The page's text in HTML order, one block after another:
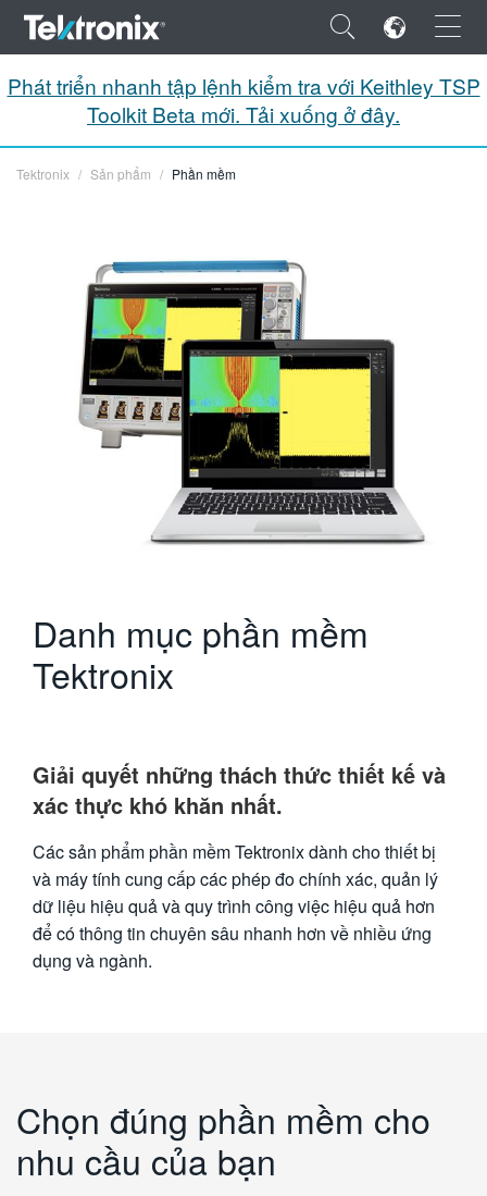
×
DEUTSCH
VIỆT NAM
简体中文
日本語
Phát triển nhanh tập lệnh kiểm tra với Keithley TSP
Toolkit Beta mới. Tải xuống ở đây.
Tektronix Sản phẩm Phần mềm
Danh mục phần mềm
Tektronix
Giải quyết những thách thức thiết kế và
xác thực khó khăn nhất.
Các sản phẩm phần mềm Tektronix dành cho thiết bị
và máy tính cung cấp các phép đo chính xác, quản lý
dữ liệu hiệu quả và quy trình công việc hiệu quả hơn
để có thông tin chuyên sâu nhanh hơn về nhiều ứng
dụng và ngành.
Chọn đúng phần mềm cho
nhu cầu của bạn